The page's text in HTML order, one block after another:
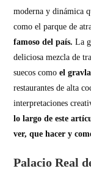
moderna y dinámica
como el parque de
famoso del país. La
deliciosa mezcla de
suecos comoel
restaurantes de alta
interpretaciones
lo largo de este
ver, que hacer y
Palacio Real